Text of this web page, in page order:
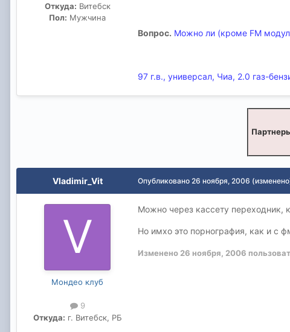
Откуда: Витебск
Пол: Мужчина
Вопрос. Можно ли (кроме FM
97 г.в., универсал, Чиа, 2.0 газ-
Vladimir_Vit
Мондео клуб
9
Откуда: г. Витебск, РБ
Опубликовано 26 ноября, 2006
Можно через каcсету переходник,
Но имхо это порнография, как и с
Изменено 26 ноября, 2006